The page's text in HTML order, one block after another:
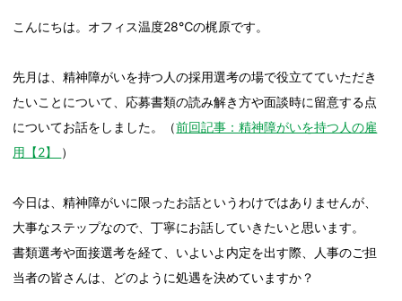
こんにちは。オフィス温度28℃の梶原です。
先月は、精神障がいを持つ人の採用選考の場で役立てていただき
たいことについて、応募書類の読み解き方や面談時に留意する点
についてお話をしました。（前回記事：精神障がいを持つ人の雇
用【2】 ）
今日は、精神障がいに限ったお話というわけではありませんが、
大事なステップなので、丁寧にお話していきたいと思います。
書類選考や面接選考を経て、いよいよ内定を出す際、人事のご担
当者の皆さんは、どのように処遇を決めていますか？